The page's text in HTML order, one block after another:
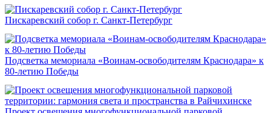
Пискаревский собор г. Санкт-Петербург
Подсветка мемориала «Воинам-освободителям Краснодара» к
80-летию Победы